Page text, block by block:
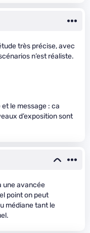
très précise, avec
n’est réaliste.
le message : ca
d’exposition sont
une avancée
point on peut
médiane tant le